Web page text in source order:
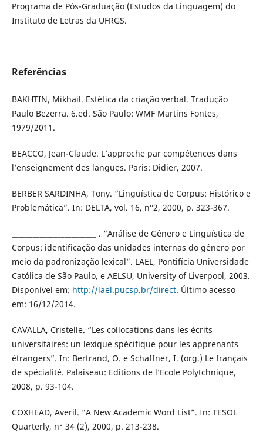
Programa de Pós-Graduação (Estudos da Linguagem) do
Instituto de Letras da UFRGS.
Referências
BAKHTIN, Mikhail. Estética da criação verbal. Tradução
Paulo Bezerra. 6.ed. São Paulo: WMF Martins Fontes,
1979/2011.
BEACCO, Jean-Claude. L’approche par compétences dans
l’enseignement des langues. Paris: Didier, 2007.
BERBER SARDINHA, Tony. “Linguística de Corpus: Histórico e
Problemática”. In: DELTA, vol. 16, n°2, 2000, p. 323-367.
________________________ . “Análise de Gênero e Linguística de
Corpus: identificação das unidades internas do gênero por
meio da padronização lexical”. LAEL, Pontifícia Universidade
Católica de São Paulo, e AELSU, University of Liverpool, 2003.
Disponível em: http://lael.pucsp.br/direct. Último acesso
em: 16/12/2014.
CAVALLA, Cristelle. “Les collocations dans les écrits
universitaires: un lexique spécifique pour les apprenants
étrangers”. In: Bertrand, O. e Schaffner, I. (org.) Le français
de spécialité. Palaiseau: Editions de l’Ecole Polytchnique,
2008, p. 93-104.
COXHEAD, Averil. “A New Academic Word List”. In: TESOL
Quarterly, n° 34 (2), 2000, p. 213-238.